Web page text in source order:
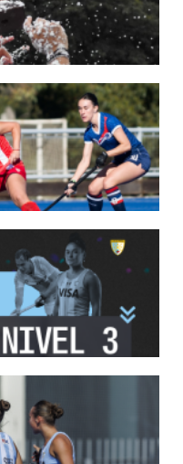
DE P...
últimas dos ventanas de Pro
DE ...
reúne a los mejores clubes del
HOCKE...
se enfrentan durante 5 días en
NACIONA...
pre-inscripción.